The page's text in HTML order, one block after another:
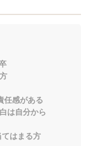
感がある
分から
まる方